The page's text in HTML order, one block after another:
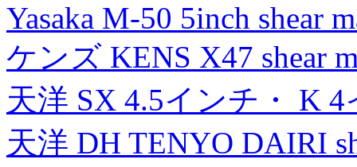
Yasaka M-50 5inch shear
ケンズ KENS X47 shear
天洋 SX 4.5インチ・ K
天洋 DH TENYO DAIRI